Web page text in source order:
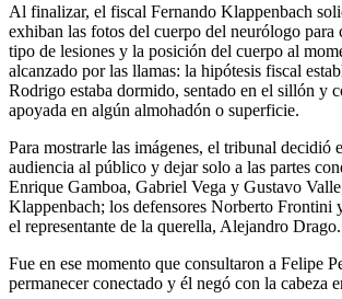
Al finalizar, el fiscal Fernando Klappenbach
exhiban las fotos del cuerpo del neurólogo para
tipo de lesiones y la posición del cuerpo al
alcanzado por las llamas: la hipótesis fiscal
Rodrigo estaba dormido, sentado en el sillón y
apoyada en algún almohadón o superficie.
Para mostrarle las imágenes, el tribunal decidió
audiencia al público y dejar solo a las partes
Enrique Gamboa, Gabriel Vega y Gustavo
Klappenbach; los defensores Norberto
el representante de la querella, Alejandro Drago.
Fue en ese momento que consultaron a Felipe
permanecer conectado y él negó con la cabeza